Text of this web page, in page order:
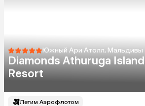
Южный Ари Атолл, Мальдивы
Diamonds Athuruga Island
Resort
Летим Аэрофлотом